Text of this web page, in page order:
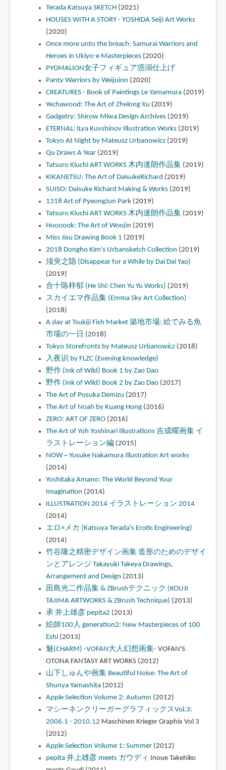
Terada Katsuya SKETCH(2021)
HOUSES WITH A STORY - YOSHIDA Seiji Art Works
(2020)
Once more unto the breach: Samurai Warriors and
Heroes in Ukiyo-e Masterpieces(2020)
PYGMALION女子フィギュア惑溺仕上げ
Panty Warriors by Weijuinn (2020)
CREATURES - Book of Paintings Le Yamamura(2019)
Yechawood: The Art of Zhelong Xu (2019)
Gadgetry: Shirow Miwa Design Archives(2019)
ETERNAL: ILya Kuvshinov Illustration Works(2019)
Tokyo At Night by Mateusz Urbanowicz(2019)
Qu Draws A Year(2019)
Tatsuro Kiuchi ART WORKS 木内達朗作品集(2019)
KIKANETSU: The Art of DaisukeRichard (2019)
SUISO: Daisuke Richard Making & Works(2019)
1318 Art of PyeongJun Park(2019)
Tatsuro Kiuchi ART WORKS 木内達朗作品集(2019)
Hoooook: The Art of Woojin (2019)
Miss Jisu Drawing Book 1 (2019)
2018 Dongho Kim's Urbansketch Collection (2019)
须臾之隐 (Disappear for a While by Dai Dai Yao)
(2019)
合十陈梓郁 (He Shi: Chen Yu Yu Works) (2019)
スカイエマ作品集 (Emma Sky Art Collection)
(2018)
A day at Tsukiji Fish Market 築地市場: 絵でみる魚
市場の一日 (2018)
Tokyo Storefronts by Mateusz Urbanowicz(2018)
入夜识 by FLZC (Evening knowledge)
野作 (Ink of Wild) Book 1 by Zao Dao
野作 (Ink of Wild) Book 2 by Zao Dao(2017)
The Art of Posuka Demizu (2017)
The Art of Noah by Kuang Hong(2016)
ZERO: ART OF ZERO(2016)
The Art of Yoh Yoshinari Illustrations 吉成曜画集 イ
ラストレーション編(2015)
NOW ~ Yusuke Nakamura Illustration Art works
(2014)
Yoshitaka Amano: The World Beyond Your
Imagination (2014)
ILLUSTRATION 2014 イラストレーション 2014
(2014)
エロ×メカ (Katsuya Terada's Erotic Engineering)
(2014)
竹谷隆之精密デザイン画集 造形のためのデザイ
ンとアレンジ Takayuki Takeya Drawings,
Arrangement and Design (2013)
田島光二作品集 & ZBrushテクニック (KOUJI
TAJIMA ARTWORKS & ZBrush Technique) (2013)
承 井上雄彦 pepita2 (2013)
絵師100人 generation2: New Masterpieces of 100
Eshi(2013)
魅(CHARM) -VOFAN大人幻想画集- VOFAN'S
OTONA FANTASY ART WORKS (2012)
山下しゅんや画集 Beautiful Noise: The Art of
Shunya Yamashita(2012)
Apple Selection Volume 2: Autumn (2012)
マシーネンクリーガーグラフィックスVol.3:
2006.1 - 2010.12 Maschinen Krieger Graphix Vol 3
(2012)
Apple Selection Volume 1: Summer(2012)
pepita 井上雄彦 meets ガウディ Inoue Takehiko